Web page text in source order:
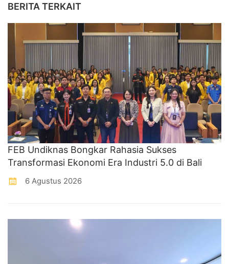
BERITA TERKAIT
FEB Undiknas Bongkar Rahasia Sukses
Transformasi Ekonomi Era Industri 5.0 di Bali
6 Agustus 2026